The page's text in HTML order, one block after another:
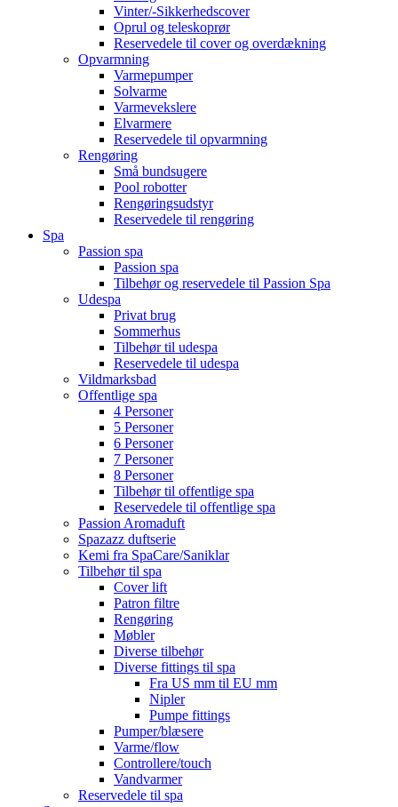
Vinter/-Sikkerhedscover
Oprul og teleskoprør
Reservedele til cover og overdækning
Opvarmning
Varmepumper
Solvarme
Varmevekslere
Elvarmere
Reservedele til opvarmning
Rengøring
Små bundsugere
Pool robotter
Rengøringsudstyr
Reservedele til rengøring
Spa
Passion spa
Passion spa
Tilbehør og reservedele til Passion Spa
Udespa
Privat brug
Sommerhus
Tilbehør til udespa
Reservedele til udespa
Vildmarksbad
Offentlige spa
4 Personer
5 Personer
6 Personer
7 Personer
8 Personer
Tilbehør til offentlige spa
Reservedele til offentlige spa
Passion Aromaduft
Spazazz duftserie
Kemi fra SpaCare/Saniklar
Tilbehør til spa
Cover lift
Patron filtre
Rengøring
Møbler
Diverse tilbehør
Diverse fittings til spa
Fra US mm til EU mm
Nipler
Pumpe fittings
Pumper/blæsere
Varme/flow
Controllere/touch
Vandvarmer
Reservedele til spa